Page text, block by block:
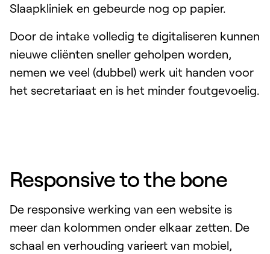
Slaapkliniek en gebeurde nog op papier.
Door de intake volledig te digitaliseren kunnen
nieuwe cliënten sneller geholpen worden,
nemen we veel (dubbel) werk uit handen voor
het secretariaat en is het minder foutgevoelig.
Responsive to the bone
De responsive werking van een website is
meer dan kolommen onder elkaar zetten. De
schaal en verhouding varieert van mobiel,